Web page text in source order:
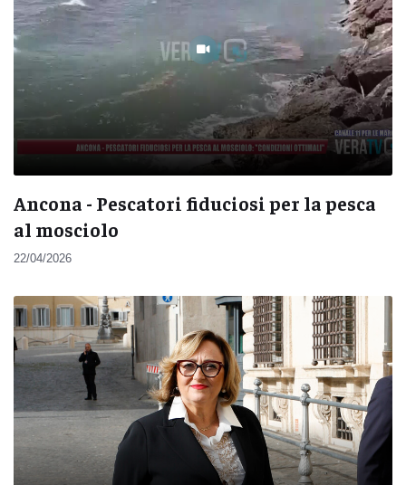
Ancona - Pescatori fiduciosi per la pesca
al mosciolo
22/04/2026